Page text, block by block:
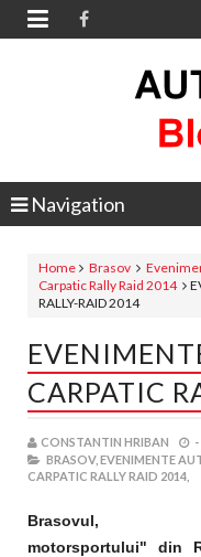

Navigation
Home Brasov
Carpatic Rally Raid 2014
RALLY-RAID 2014
CARPATIC
CONSTANTIN HRIBAN -
BRASOV, EVENIMENTE
CARPATIC RALLY RAID 2014,
Brasovul,
motorsportului" din